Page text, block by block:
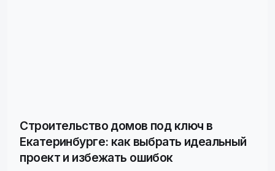
Строительство домов под ключ в
Екатеринбурге: как выбрать идеальный
проект и избежать ошибок